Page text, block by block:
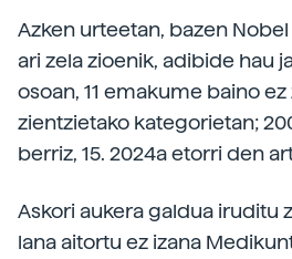
Azken urteetan, bazen
ari zela zioenik, adibide hau
osoan, 11 emakume baino
zientzietako kategorietan;
berriz, 15. 2024a etorri den
Askori aukera galdua iruditu
lana aitortu ez izana